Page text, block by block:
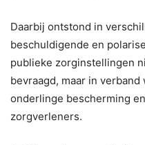
Daarbij ontstond in
beschuldigende en
publieke zorginstellingen
bevraagd, maar in
onderlinge bescherming
zorgverleners.